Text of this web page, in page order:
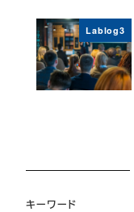
Lablog3
キーワード